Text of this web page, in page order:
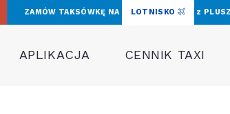
ZAMÓW TAKSÓWKĘ NA LOTNISKO z
APLIKACJA CENNIK TAXI